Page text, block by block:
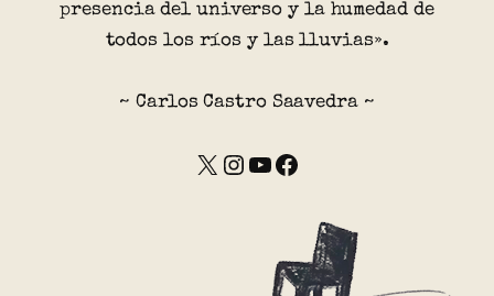
presencia del universo y la humedad de
todos los ríos y las lluvias».
~ Carlos Castro Saavedra ~
X Instagram YouTube Facebook